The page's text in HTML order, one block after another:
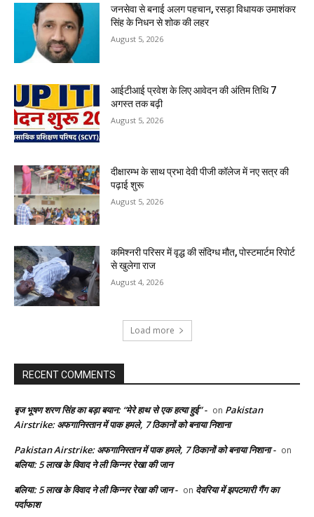
जनसेवा से बनाई अलग पहचान, रसड़ा विधायक उमाशंकर
सिंह के निधन से शोक की लहर
August 5, 2026
आईटीआई प्रवेश के लिए आवेदन की अंतिम तिथि 7
अगस्त तक बढ़ी
August 5, 2026
दीक्षारम्भ के साथ प्रभा देवी पीजी कॉलेज में नए सत्र की
पढ़ाई शुरू
August 5, 2026
कमिश्नरी परिसर में वृद्ध की संदिग्ध मौत, पोस्टमार्टम रिपोर्ट
से खुलेगा राज
August 4, 2026
Load more
RECENT COMMENTS
बृज भूषण शरण सिंह का बड़ा बयान: “मेरे हाथ से एक हत्या हुई” - on Pakistan
Airstrike: अफगानिस्तान में पाक हमले, 7 ठिकानों को बनाया निशाना
Pakistan Airstrike: अफगानिस्तान में पाक हमले, 7 ठिकानों को बनाया निशाना - on
बलिया: 5 लाख के विवाद ने ली किन्नर रेखा की जान
बलिया: 5 लाख के विवाद ने ली किन्नर रेखा की जान - on देवरिया में झपटमारी गैंग का
पर्दाफाश